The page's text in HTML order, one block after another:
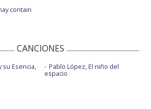
contain
CANCIONES
su Esencia, Pablo López, El niño del
espacio